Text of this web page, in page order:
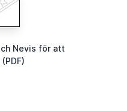
Nevis för att